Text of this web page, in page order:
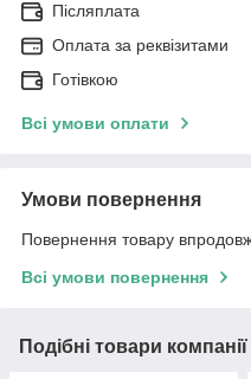
Післяплата
Оплата за реквізитами
Готівкою
Всі умови оплати
Умови повернення
Повернення товару
Всі умови повернення
Подібні товари компанії